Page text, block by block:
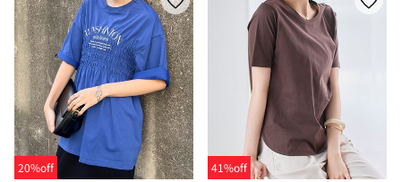
20%off
41%off